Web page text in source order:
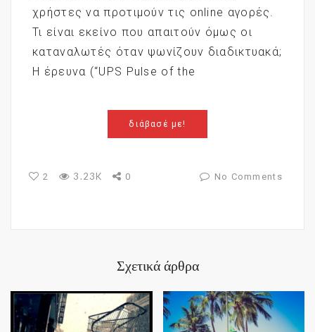
χρήστες να προτιμούν τις online αγορές.
Τι είναι εκείνο που απαιτούν όμως οι
καταναλωτές όταν ψωνίζουν διαδικτυακά;
Η έρευνα (“UPS Pulse of the
διάβασέ με!
2 3.23K 0 No Comments
Σχετικά άρθρα